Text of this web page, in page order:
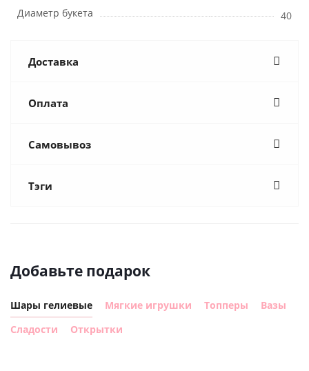
Диаметр букета
40
Доставка
Оплата
Самовывоз
Тэги
Добавьте подарок
Шары гелиевые Мягкие игрушки Топперы
Вазы
Сладости
Открытки